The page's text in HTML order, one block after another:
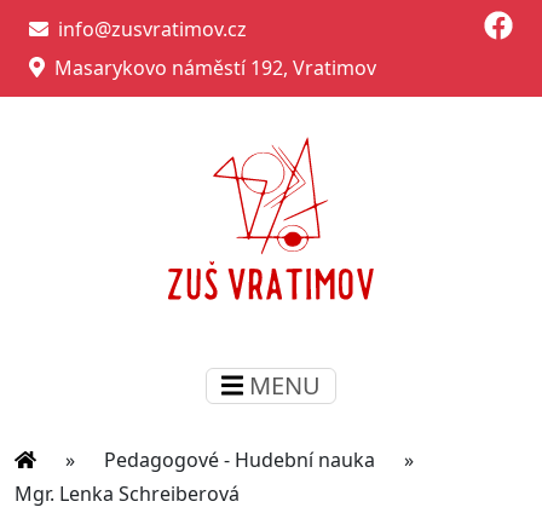
info@zusvratimov.cz
Masarykovo náměstí 192, Vratimov
MENU
» Pedagogové - Hudební nauka
»
Mgr. Lenka Schreiberová